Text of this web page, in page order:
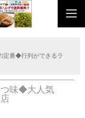
定番◆行列ができるラ
つ味◆大人気